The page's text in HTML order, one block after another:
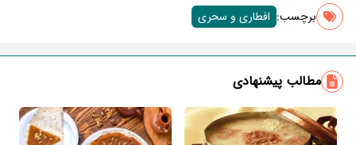
برچسب‌: افطاری و سحری
مطالب پیشنهادی